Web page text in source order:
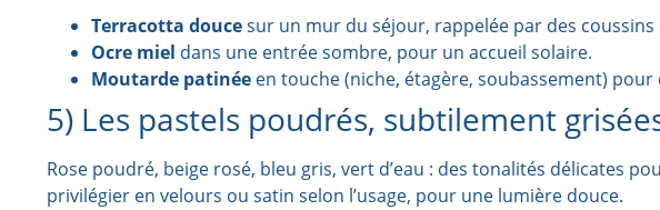
Terracotta doucesur un mur du séjour, rappelée par des coussins
Ocre miel dans une entrée sombre, pour un accueil solaire.
Moutarde patinée en touche (niche, étagère, soubassement)
5) Les pastels poudrés, subtilement
Rose poudré, beige rosé, bleu gris, vert d’eau : des tonalités délicates
privilégier en velours ou satin selon l’usage, pour une lumière douce.